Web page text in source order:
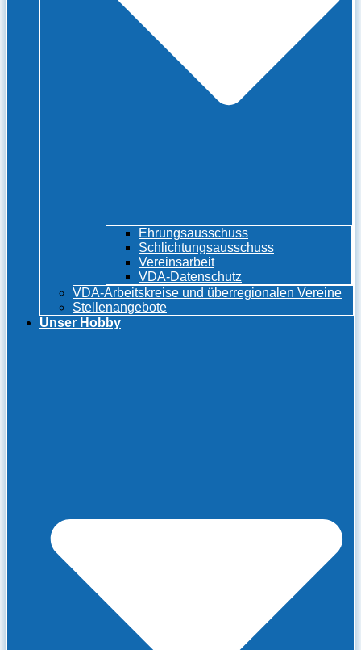
Ehrungsausschuss
Schlichtungsausschuss
Vereinsarbeit
VDA-Datenschutz
VDA-Arbeitskreise und überregionalen Vereine
Stellenangebote
Unser Hobby